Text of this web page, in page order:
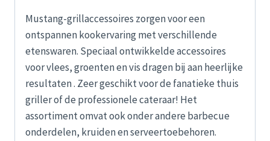
Mustang-grillaccessoires zorgen voor een
ontspannen kookervaring met verschillende
etenswaren. Speciaal ontwikkelde accessoires
voor vlees, groenten en vis dragen bij aan heerlijke
resultaten . Zeer geschikt voor de fanatieke thuis
griller of de professionele cateraar! Het
assortiment omvat ook onder andere barbecue
onderdelen, kruiden en serveertoebehoren.